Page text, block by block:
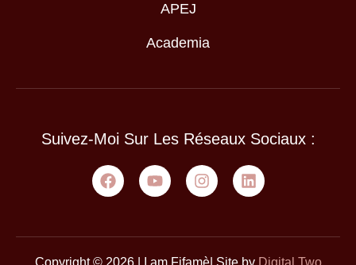
APEJ
Academia
Suivez-Moi Sur Les Réseaux Sociaux :